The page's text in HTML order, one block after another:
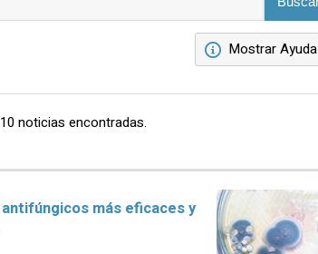
Mostrar Ayuda
noticias encontradas.
más eficaces y